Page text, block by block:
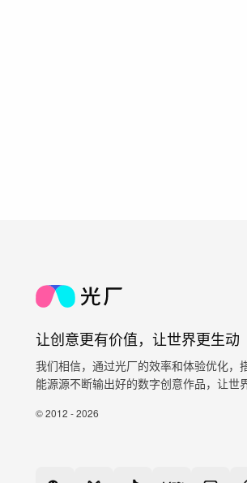
让创意更有价值，让世界更生动
我们相信，通过光厂的效率和体验优化，
能源源不断输出好的数字创意作品，让世
© 2012 - 2026